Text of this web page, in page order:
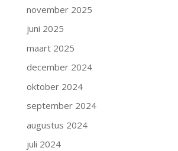
november 2025
juni 2025
maart 2025
december 2024
oktober 2024
september 2024
augustus 2024
juli 2024